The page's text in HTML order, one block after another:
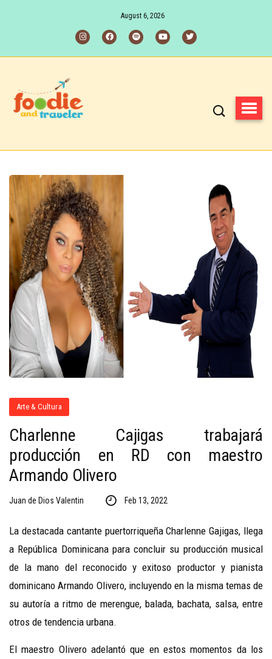
August 6, 2026
Arte & Cultura
Charlenne Cajigas trabajará
producción en RD con maestro
Armando Olivero
Juan de Dios Valentin Feb 13, 2022
La destacada cantante puertorriqueña Charlenne Gajigas, llega
a República Dominicana para concluir su producción musical
de la mano del reconocido y exitoso productor y pianista
dominicano Armando Olivero, incluyendo en la misma temas de
su autoría a ritmo de merengue, balada, bachata, salsa, entre
otros de tendencia urbana.
El maestro Olivero adelantó que en estos momentos da los